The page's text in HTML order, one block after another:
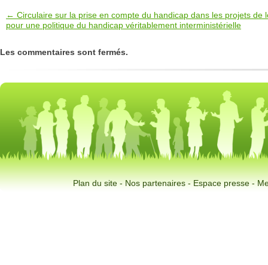
← Circulaire sur la prise en compte du handicap dans les projets de
pour une politique du handicap véritablement interministérielle
Les commentaires sont fermés.
Plan du site-Nos partenaires-Espace presse-